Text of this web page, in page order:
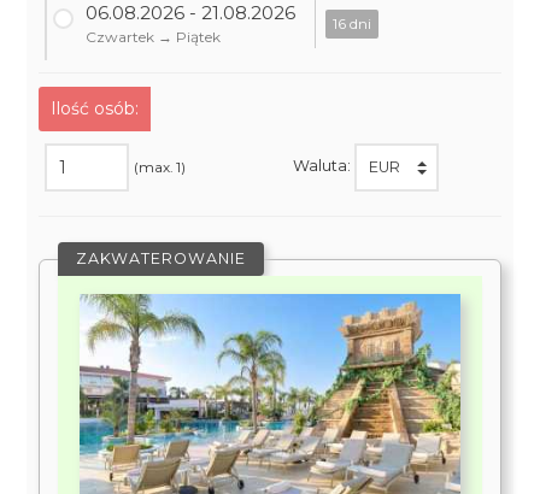
06.08.2026 - 21.08.2026
Czwartek → Piątek
16 dni
Ilość osób:
(max. 1) Waluta:
ZAKWATEROWANIE